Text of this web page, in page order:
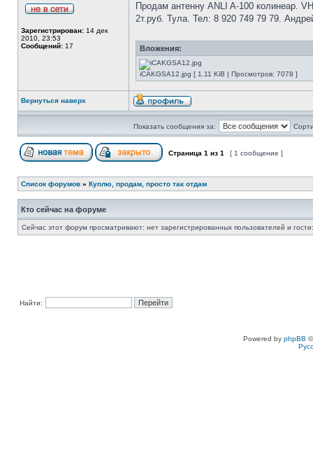
Зарегистрирован: 14 дек
2010, 23:53
Сообщений: 17
Продам антенну ANLI A-100 колинеар.
2т.руб. Тула. Тел: 8 920 749 79 79.
Вложения:
iCAKGSA12.jpg [ 1.11 KiB | Просмотров: 7078 ]
Вернуться наверх
Показать сообщения за:
Страница 1 из 1 [ 1 сообщение ]
Список форумов » Куплю, продам, просто так отдам
Кто сейчас на форуме
Сейчас этот форум просматривают: нет зарегистрированных пользователей и
Найти:
Powered by phpBB